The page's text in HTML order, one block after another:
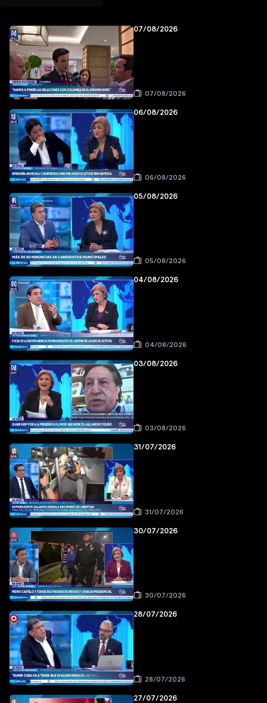
07/08/2026
07/08/2026
06/08/2026
06/08/2026
05/08/2026
05/08/2026
04/08/2026
04/08/2026
03/08/2026
03/08/2026
31/07/2026
31/07/2026
30/07/2026
30/07/2026
28/07/2026
28/07/2026
27/07/2026